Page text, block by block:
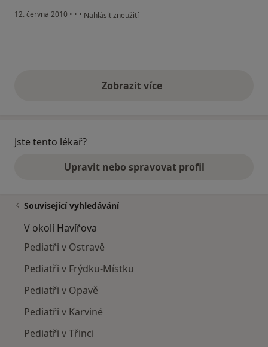
12. června 2010 • • • podle názoru uživatele Váš účet byl odstraněn
Nahlásit zneužití
Zobrazit vícevýše uvedené názory
Jste tento lékař?
Upravit nebo spravovat profil
Související vyhledávání
V okolí Havířova
Pediatři v Ostravě
Pediatři v Frýdku-Místku
Pediatři v Opavě
Pediatři v Karviné
Pediatři v Třinci